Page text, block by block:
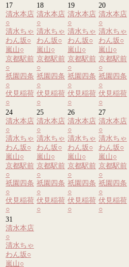
17
清水本店
○
清水ちゃ
わん坂○
嵐山○
京都駅前
○
祇園四条
○
伏見稲荷
○
18
清水本店
○
清水ちゃ
わん坂○
嵐山○
京都駅前
○
祇園四条
○
伏見稲荷
○
19
清水本店
○
清水ちゃ
わん坂○
嵐山○
京都駅前
○
祇園四条
○
伏見稲荷
○
20
清水本店
○
清水ちゃ
わん坂○
嵐山○
京都駅前
○
祇園四条
○
伏見稲荷
○
24
清水本店
○
清水ちゃ
わん坂○
嵐山○
京都駅前
○
祇園四条
○
伏見稲荷
○
25
清水本店
○
清水ちゃ
わん坂○
嵐山○
京都駅前
○
祇園四条
○
伏見稲荷
○
26
清水本店
○
清水ちゃ
わん坂○
嵐山○
京都駅前
○
祇園四条
○
伏見稲荷
○
27
清水本店
○
清水ちゃ
わん坂○
嵐山○
京都駅前
○
祇園四条
○
伏見稲荷
○
31
清水本店
○
清水ちゃ
わん坂○
嵐山○